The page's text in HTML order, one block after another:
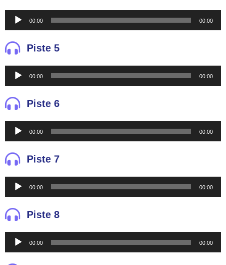
Reproductor
de
audio
00:00 00:00
Piste 5
Reproductor
de
audio
00:00 00:00
Piste 6
Reproductor
de
audio
00:00 00:00
Piste 7
Reproductor
de
audio
00:00 00:00
Piste 8
Reproductor
de
audio
00:00 00:00